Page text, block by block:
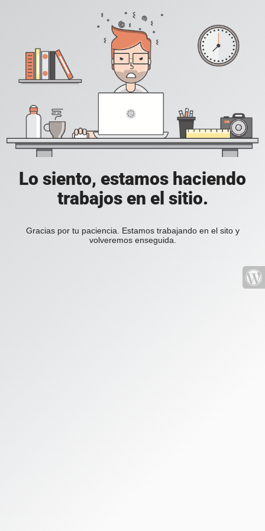
Lo siento, estamos haciendo
trabajos en el sitio.
Gracias por tu paciencia. Estamos trabajando en el sito y
volveremos enseguida.